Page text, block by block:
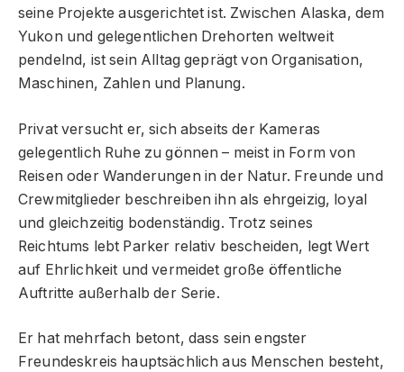
seine Projekte ausgerichtet ist. Zwischen Alaska, dem
Yukon und gelegentlichen Drehorten weltweit
pendelnd, ist sein Alltag geprägt von Organisation,
Maschinen, Zahlen und Planung.
Privat versucht er, sich abseits der Kameras
gelegentlich Ruhe zu gönnen – meist in Form von
Reisen oder Wanderungen in der Natur. Freunde und
Crewmitglieder beschreiben ihn als ehrgeizig, loyal
und gleichzeitig bodenständig. Trotz seines
Reichtums lebt Parker relativ bescheiden, legt Wert
auf Ehrlichkeit und vermeidet große öffentliche
Auftritte außerhalb der Serie.
Er hat mehrfach betont, dass sein engster
Freundeskreis hauptsächlich aus Menschen besteht,